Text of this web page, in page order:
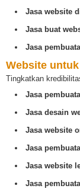
Jasa website
Jasa buat
Jasa
Website
Tingkatkan
Jasa
Jasa desain
Jasa website
Jasa
Jasa website
Jasa